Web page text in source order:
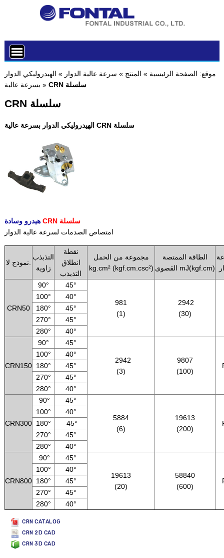
موقع: الصفحة الرئيسية » المنتج » سرعة عالية الدوار » الهيدروليكي الدوار
بسرعة عالية » CRN سلسلة
CRN سلسلة
الهيدروليكي الدوار بسرعة عالية CRN سلسلة
هيدرو وسادة
CRN سلسلة
امتصاص الصدمات لسرعة عالية الدوار
التذبذب
زاوية
نقطة
انطلاق
التذبذب
مجموعة من الحمل
kg.cm² (kgf.cm.csc²)
الطاقة الممتصة
القصوى mJ(kgf.cm)
CRN50
90° 45°
981
(1)
2942
(30)
100°
40°
180°
45°
270°
45°
280°
40°
CRN150
90° 45°
2942
(3)
9807
(100)
100°
40°
180°
45°
270°
45°
280°
40°
CRN300
90° 45°
5884
(6)
19613
(200)
100°
40°
180°
45°
270°
45°
280°
40°
CRN800
90° 45°
19613
(20)
58840
(600)
100°
40°
180°
45°
270°
45°
280°
40°
CRN CATALOG
CRN 2D CAD
CRN 3D CAD